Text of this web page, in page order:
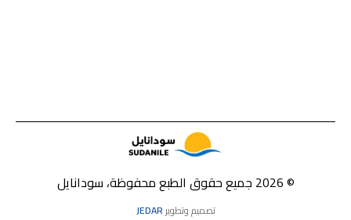
© 2026 جميع حقوق الطبع محفوظة، سودانايل
تصميم وتطوير JEDAR